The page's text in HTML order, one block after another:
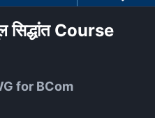
सिद्धांत Course
for BCom